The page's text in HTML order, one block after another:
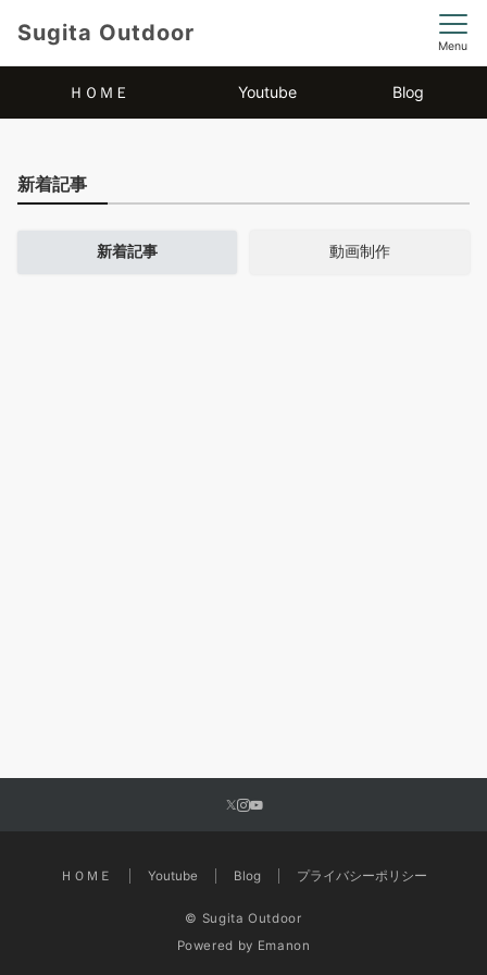
Sugita Outdoor Menu
ＨＯＭＥ Youtube Blog
新着記事
新着記事 動画制作
ＨＯＭＥ Youtube Blog プライバシーポリシー
© Sugita Outdoor
Powered by Emanon